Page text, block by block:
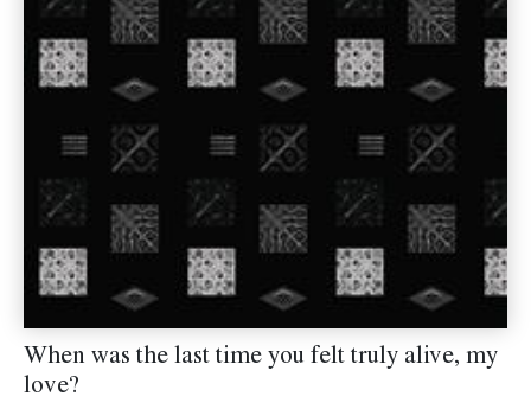
When was the last time you felt truly alive, my
love?